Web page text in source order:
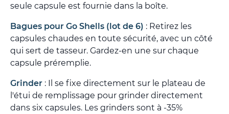
seule capsule est fournie dans la boîte.
Bagues pour Go Shells (lot de 6) : Retirez les
capsules chaudes en toute sécurité, avec un côté
qui sert de tasseur. Gardez-en une sur chaque
capsule préremplie.
Grinder : Il se fixe directement sur le plateau de
l'étui de remplissage pour grinder directement
dans six capsules. Les grinders sont à -35%